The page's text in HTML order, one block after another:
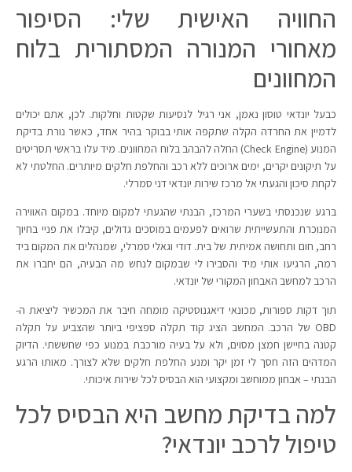
החוויה האישית שלי: הסיפור
מאחורי המנורה המסתורית בלוח
המחוונים
כבעל יונדאי טוסון נאמן, אני רגיל לנסיעות שקטות וחלקות. לכן, אתם יכולים
לדמיין את החרדה הקלה שתקפה אותי בבוקר בהיר אחד, כאשר נורת בדיקת
המנוע (Check Engine) החלה להבהב בלוח המחוונים. מיד עלו בראשי תסריטים
על תיקונים יקרים, ימים ארוכים ללא רכב והחלפת חלקים מיותרים. החלטתי לא
לקחת סיכון והגעתי אל מרכז שירות יונדאי דני סמרלי.
ברגע שנכנסתי בשערי המרכז, הבנתי שהגעתי למקום מיוחד. במקום האווירה
המנוכרת והתעשייתית שרואים לפעמים במוסכים גדולים, קיבלו את פניי בחיוך
רחב, חום ותחושה אמיתית של בית. דודי וגאלי סמרלי, שמנהלים את המקום ביד
רמה, הרגיעו אותי מיד והסבירו לי שבמקום לנחש מה הבעיה, הם יחברו את
הרכב למחשב האבחון המקורי של יונדאי.
תוך דקות ספורות, מכונאי דיאגנוסטיקה מומחה חיבר את המכשיר ליציאת ה-
OBD של הרכב. המחשב הציג קוד תקלה ספציפי ביותר שהצביע על תקלה
קטנה בחיישן חמצן מסוים, ולא על בעיה מורכבת במנוע כפי שחששתי. הדיוק
המדהים הזה חסך לי זמן יקר ומנע החלפת חלקים שלא לצורך. מאותו הרגע
הבנתי – אבחון ממוחשב ומקצועי הוא הבסיס לכל שירות איכותי.
למה בדיקת מחשב היא הבסיס לכל
טיפול לרכב יונדאי?